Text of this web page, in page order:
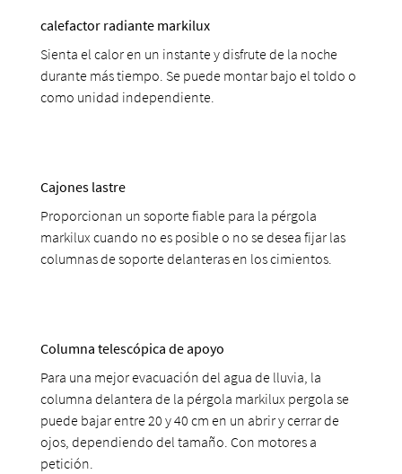
calefactor radiante markilux
Sienta el calor en un instante y disfrute de la noche
durante más tiempo. Se puede montar bajo el toldo o
como unidad independiente.
Cajones lastre
Proporcionan un soporte fiable para la pérgola
markilux cuando no es posible o no se desea fijar las
columnas de soporte delanteras en los cimientos.
Columna telescópica de apoyo
Para una mejor evacuación del agua de lluvia, la
columna delantera de la pérgola markilux pergola se
puede bajar entre 20 y 40 cm en un abrir y cerrar de
ojos, dependiendo del tamaño. Con motores a
petición.